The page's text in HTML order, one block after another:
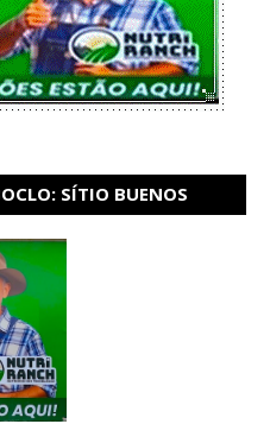
SÍTIO BUENOS